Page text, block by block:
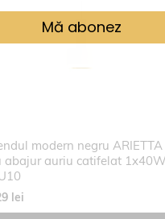
modern negru ARIETTA
abajur auriu catifelat 1x40W
lei
Mă abonez